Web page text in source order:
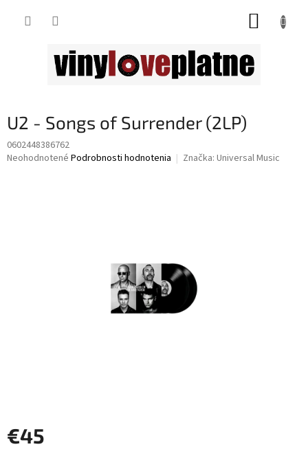
U2 - Songs of Surrender (2LP)
0602448386762
Priemerné
Neohodnotené Podrobnosti hodnotenia Značka: Universal Music
€45